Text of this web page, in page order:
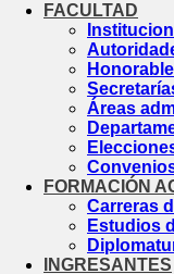
FACULTAD
Áreas
FORMACIÓN
Carreras
Estudios
INGRESANTES